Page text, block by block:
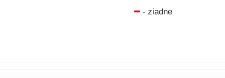
- ziadne